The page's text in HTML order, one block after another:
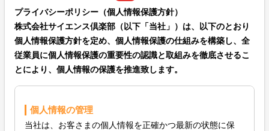
プライバシーポリシー（個人情報保護方針）
株式会社サイエンス倶楽部（以下「当社」）は、以下のとおり
個人情報保護方針を定め、個人情報保護の仕組みを構築し、全
従業員に個人情報保護の重要性の認識と取組みを徹底させるこ
とにより、個人情報の保護を推進致します。
個人情報の管理
当社は、お客さまの個人情報を正確かつ最新の状態に保